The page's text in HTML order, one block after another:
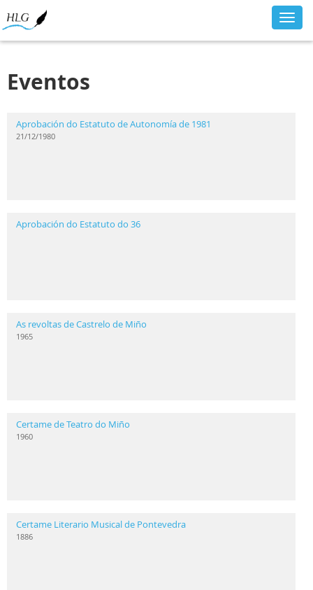
Eventos
Aprobación do Estatuto de Autonomía de 1981
21/12/1980
Aprobación do Estatuto do 36
As revoltas de Castrelo de Miño
1965
Certame de Teatro do Miño
1960
Certame Literario Musical de Pontevedra
1886